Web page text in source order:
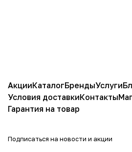
АкцииКаталогБрендыУслуги
Условия доставкиКонтакты
Гарантия на товар
Подписаться на новости и акции